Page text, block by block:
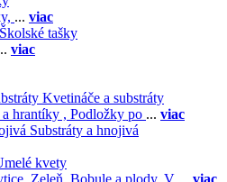
... viac
Školské tašky
viac
Kvetináče a substráty
hrantíky , Podložky po ... viac
Substráty a hnojivá
kvety
Zeleň, Bobule a plody, V ... viac